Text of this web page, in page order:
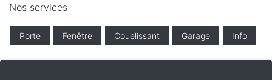
Nos services
Porte Fenêtre Couelissant Garage Info